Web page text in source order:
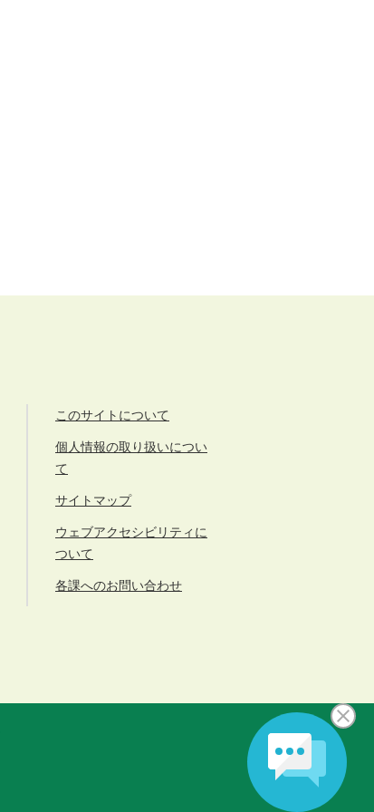
このサイトについて
個人情報の取り扱いについ
て
サイトマップ
ウェブアクセシビリティに
ついて
各課へのお問い合わせ